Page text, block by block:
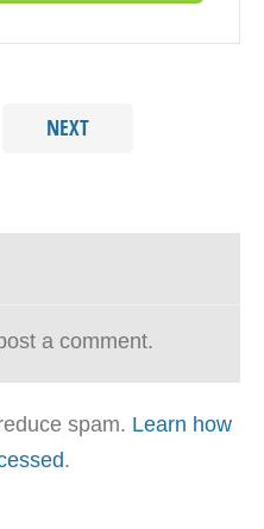
NEXT
a comment.
spam. Learn how
.